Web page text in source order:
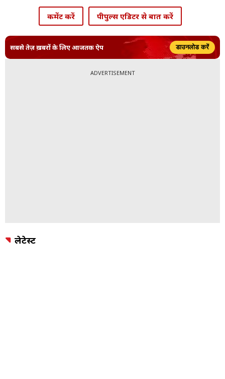
कमेंट करें पीपुल्स एडिटर से बात करें
सबसे तेज़ ख़बरों के लिए आजतक ऐप डाउनलोड करें
ADVERTISEMENT
लेटेस्ट